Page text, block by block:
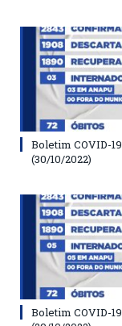
Boletim COVID-19
(30/10/2022)
Boletim COVID-19